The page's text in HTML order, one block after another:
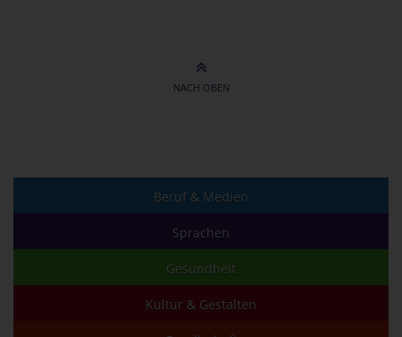
NACH OBEN
Beruf & Medien
Sprachen
Gesundheit
Kultur & Gestalten